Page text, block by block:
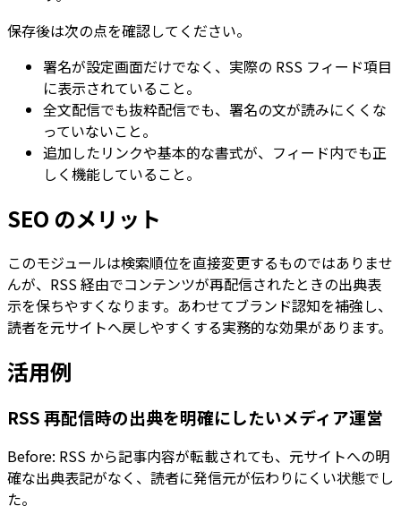
保存後は次の点を確認してください。
署名が設定画面だけでなく、実際の RSS フィード項目
に表示されていること。
全文配信でも抜粋配信でも、署名の文が読みにくくな
っていないこと。
追加したリンクや基本的な書式が、フィード内でも正
しく機能していること。
SEO のメリット
このモジュールは検索順位を直接変更するものではありませ
んが、RSS 経由でコンテンツが再配信されたときの出典表
示を保ちやすくなります。あわせてブランド認知を補強し、
読者を元サイトへ戻しやすくする実務的な効果があります。
活用例
RSS 再配信時の出典を明確にしたいメディア運営
Before: RSS から記事内容が転載されても、元サイトへの明
確な出典表記がなく、読者に発信元が伝わりにくい状態でし
た。